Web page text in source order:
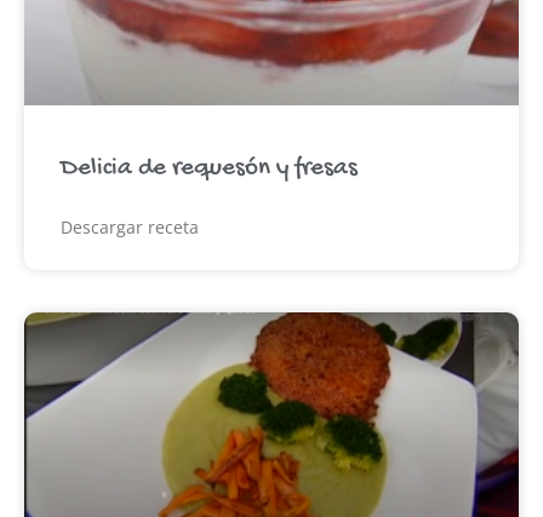
Delicia de requesón y fresas
Descargar receta